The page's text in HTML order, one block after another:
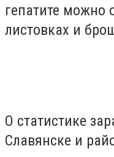
гепатите можно
листовках и
О статистике
Славянске и